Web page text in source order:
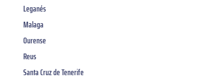
Leganés
Malaga
Ourense
Reus
Santa Cruz de Tenerife